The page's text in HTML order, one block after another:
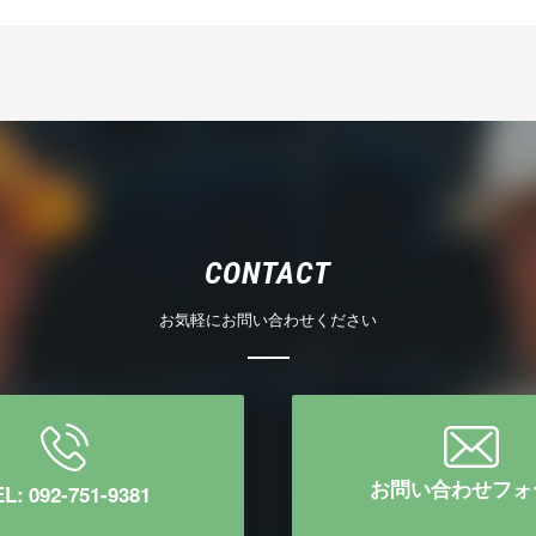
CONTACT
お気軽にお問い合わせください
092-751-9381 お問い合わせフ